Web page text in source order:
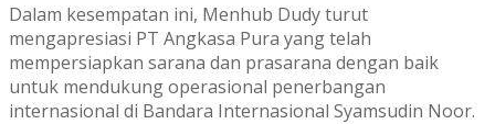
Dalam kesempatan ini, Menhub Dudy turut
mengapresiasi PT Angkasa Pura yang telah
mempersiapkan sarana dan prasarana dengan baik
untuk mendukung operasional penerbangan
internasional di Bandara Internasional Syamsudin Noor.